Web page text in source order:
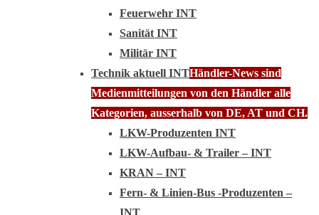
Feuerwehr INT
Sanität INT
Militär INT
Technik aktuell INTHändler-News sind
Medienmitteilungen von den Händler alle
Kategorien, ausserhalb von DE, AT und CH.
LKW-Produzenten INT
LKW-Aufbau- & Trailer – INT
KRAN – INT
Fern- & Linien-Bus -Produzenten –
INT